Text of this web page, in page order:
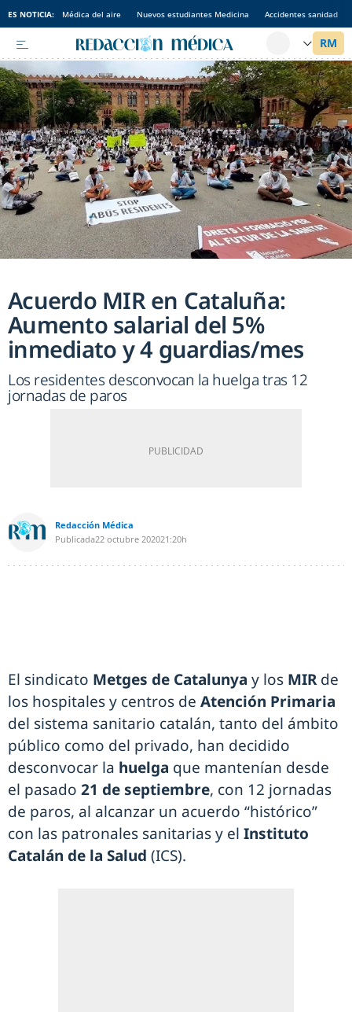
ES NOTICIA: Médica del aire Nuevos estudiantes Medicina Accidentes sanidad
Acuerdo MIR en Cataluña:
Aumento salarial del 5%
inmediato y 4 guardias/mes
Los residentes desconvocan la huelga tras 12
jornadas de paros
Redacción Médica
Publicada22 octubre 202021:20h
El sindicato Metges de Catalunya y los MIRde
los hospitales y centros de Atención Primaria
del sistema sanitario catalán, tanto del ámbito
público como del privado, han decidido
desconvocar la huelga que mantenían desde
el pasado 21 de septiembre, con 12 jornadas
de paros, al alcanzar un acuerdo “histórico”
con las patronales sanitarias y el Instituto
Catalán de la Salud (ICS).